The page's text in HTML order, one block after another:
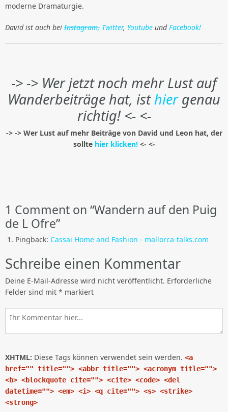
moderne Dramaturgie.
David ist auch bei Instagram, Twitter, Youtube undFacebook!
-> -> Wer jetzt noch mehr Lust auf
Wanderbeiträge hat, isthiergenau
richtig! <- <-
-> -> Wer Lust auf mehr Beiträge von David und Leon hat, der
sollte hier klicken! <- <-
1 Comment on “Wandern auf den Puig
de L Ofre”
Pingback: Cassai Home and Fashion - mallorca-talks.com
Schreibe einen Kommentar
Deine E-Mail-Adresse wird nicht veröffentlicht. Erforderliche
Felder sind mit * markiert
XHTML: Diese Tags können verwendet sein werden. <a
href="" title=""> <abbr title=""> <acronym title="">
<b> <blockquote cite=""> <cite> <code> <del
datetime=""> <em> <i> <q cite=""> <s> <strike>
<strong>